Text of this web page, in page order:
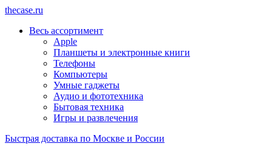
thecase.ru
Весь ассортимент
Apple
Планшеты и электронные книги
Телефоны
Компьютеры
Умные гаджеты
Аудио и фототехника
Бытовая техника
Игры и развлечения
Быстрая доставка по Москве и России